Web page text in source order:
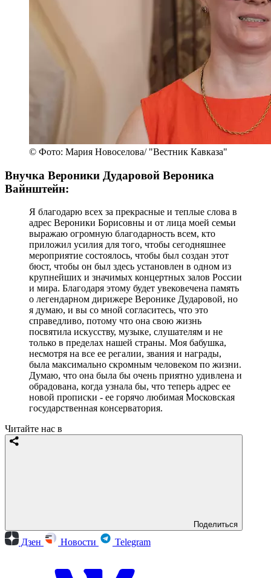
© Фото: Мария Новоселова/ "Вестник Кавказа"
Внучка Вероники Дударовой Вероника
Вайнштейн:
Я благодарю всех за прекрасные и теплые слова в
адрес Вероники Борисовны и от лица моей семьи
выражаю огромную благодарность всем, кто
приложил усилия для того, чтобы сегодняшнее
мероприятие состоялось, чтобы был создан этот
бюст, чтобы он был здесь установлен в одном из
крупнейших и значимых концертных залов России
и мира. Благодаря этому будет увековечена память
о легендарном дирижере Веронике Дударовой, но
я думаю, и вы со мной согласитесь, что это
справедливо, потому что она свою жизнь
посвятила искусству, музыке, слушателям и не
только в пределах нашей страны. Моя бабушка,
несмотря на все ее регалии, звания и награды,
была максимально скромным человеком по жизни.
Думаю, что она была бы очень приятно удивлена и
обрадована, когда узнала бы, что теперь адрес ее
новой прописки - ее горячо любимая Московская
государственная консерватория.
Читайте нас в
Поделиться
Дзен Новости Telegram